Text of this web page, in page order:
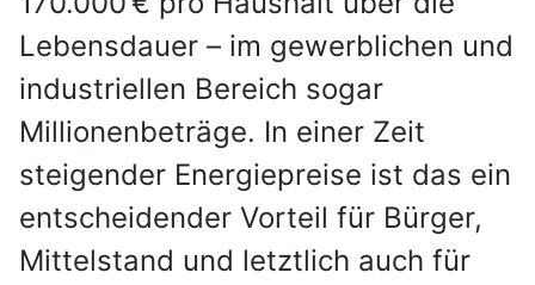
Lebensdauer – im gewerblichen und
industriellen Bereich sogar
Millionenbeträge. In einer Zeit
steigender Energiepreise ist das ein
entscheidender Vorteil für Bürger,
Mittelstand und letztlich auch für